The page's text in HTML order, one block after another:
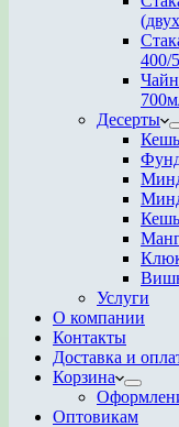
400/
Десерты
Услуги
О компании
Контакты
Доставка и
Корзина
Оптовикам